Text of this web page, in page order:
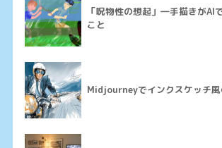
「呪物性の想起」―手描きがAI
こと
Midjourneyでインクスケッチ風